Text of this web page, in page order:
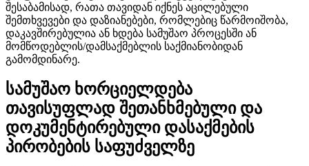
შესაბამისად, რათა თავიდან იქნეს აცილებული
შემთხვევები და დაზიანებები, რომლებიც წარმოიშობა,
დაკავშირებულია ან ხდება სამუშაო პროცესში ან
მომწოდებლის/დამსაქმებლის საქმიანობიდან
გამომდინარე.
სამუშაო ხორციელდება
თავისუფლად შეთანხმებული და
დოკუმენტირებული დასაქმების
პირობების საფუძველზე